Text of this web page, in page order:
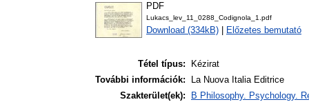
PDF
Lukacs_lev_11_0288_Codignola_1.pdf
Download (334kB) Előzetes bemutató
Tétel típus:
Kézirat
További információk:
La Nuova Italia Editrice
Szakterület(ek):
B Philosophy. Psychology.